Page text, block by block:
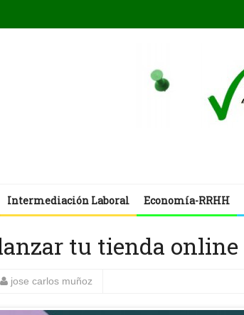
Intermediación Laboral Economía-RRHH
tu tienda online
jose carlos muñoz